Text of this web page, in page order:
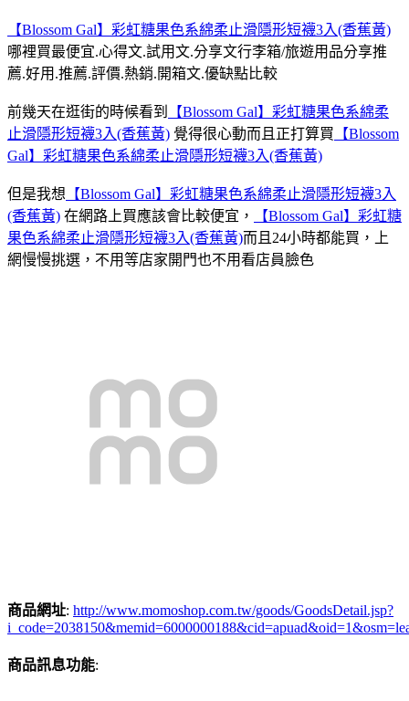
【Blossom Gal】彩虹糖果色系綿柔止滑隱形短襪3入(香蕉黃)
哪裡買最便宜.心得文.試用文.分享文行李箱/旅遊用品分享推
薦.好用.推薦.評價.熱銷.開箱文.優缺點比較
前幾天在逛街的時候看到
【Blossom Gal】彩虹糖果色系綿柔
止滑隱形短襪3入(香蕉黃) 覺得很心動而且正打算買 【Blossom
Gal】彩虹糖果色系綿柔止滑隱形短襪3入(香蕉黃)
但是我想 【Blossom Gal】彩虹糖果色系綿柔止滑隱形短襪3入
(香蕉黃) 在網路上買應該會比較便宜，
【Blossom Gal】彩虹糖
果色系綿柔止滑隱形短襪3入(香蕉黃)而且24小時都能買，上
網慢慢挑選，不用等店家開門也不用看店員臉色
商品網址: http://www.momoshop.com.tw/goods/GoodsDetail.jsp?
商品訊息功能: